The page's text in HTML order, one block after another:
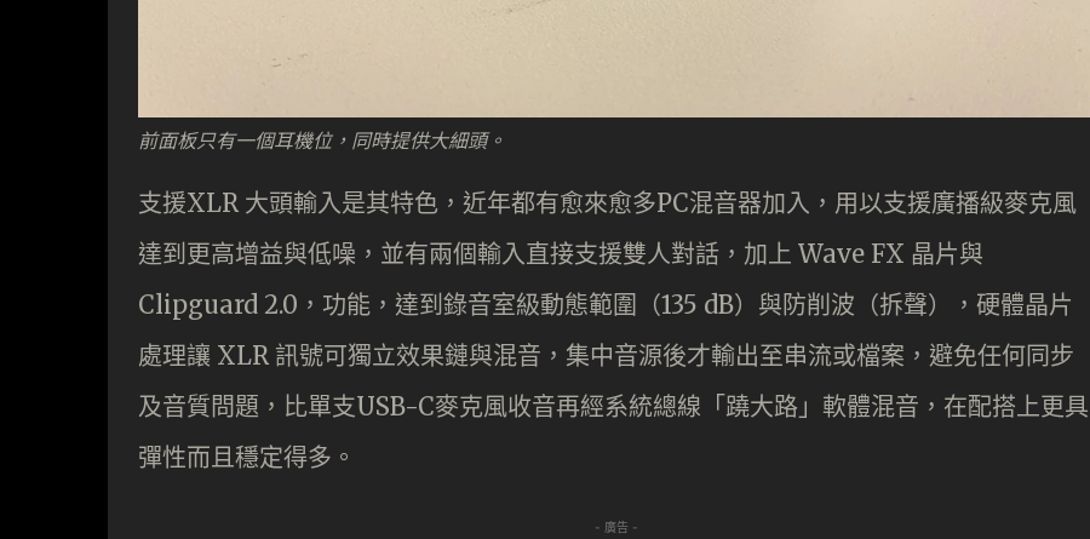
前面板只有一個耳機位，同時提供大細頭。
支援XLR 大頭輸入是其特色，近年都有愈來愈多PC混音器加入，用以支援廣播級麥克風
達到更高增益與低噪，並有兩個輸入直接支援雙人對話，加上 Wave FX 晶片與
Clipguard 2.0，功能，達到錄音室級動態範圍（135 dB）與防削波（拆聲），硬體晶片
處理讓 XLR 訊號可獨立效果鏈與混音，集中音源後才輸出至串流或檔案，避免任何同步
及音質問題，比單支USB-C麥克風收音再經系統總線「蹺大路」軟體混音，在配搭上更具
彈性而且穩定得多。
- 廣告 -